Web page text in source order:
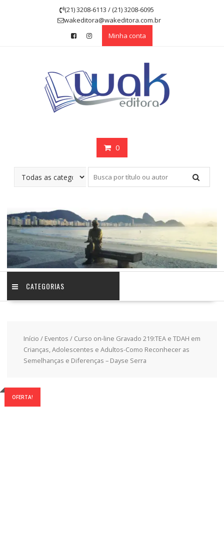
(21) 3208-6113 / (21) 3208-6095
wakeditora@wakeditora.com.br
Minha conta
0
CATEGORIAS
Início / Eventos / Curso on-line Gravado 219:TEA e TDAH em
Crianças, Adolescentes e Adultos-Como Reconhecer as
Semelhanças e Diferenças – Dayse Serra
OFERTA!